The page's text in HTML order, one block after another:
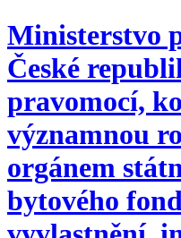
Ministerstvo
České
pravomocí,
významnou
orgánem
bytového